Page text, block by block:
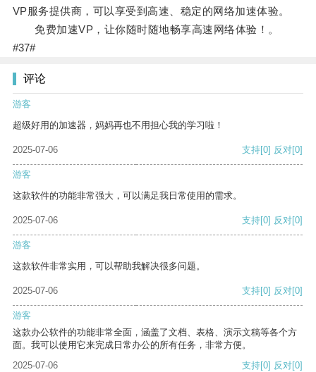
VP服务提供商，可以享受到高速、稳定的网络加速体验。
免费加速VP，让你随时随地畅享高速网络体验！。
#37#
评论
游客
超级好用的加速器，妈妈再也不用担心我的学习啦！
2025-07-06 支持[0] 反对[0]
游客
这款软件的功能非常强大，可以满足我日常使用的需求。
2025-07-06 支持[0] 反对[0]
游客
这款软件非常实用，可以帮助我解决很多问题。
2025-07-06 支持[0] 反对[0]
游客
这款办公软件的功能非常全面，涵盖了文档、表格、演示文稿等各个方
面。我可以使用它来完成日常办公的所有任务，非常方便。
2025-07-06
支持[0] 反对[0]